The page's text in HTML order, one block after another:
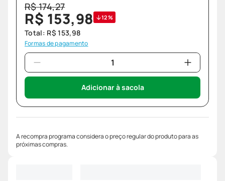
R$174,27
R$ 153,98 12%
Total: R$ 153,98
Formas de pagamento
Adicionar à sacola
A recompra programa considera o preço regular do produto para as
próximas compras.